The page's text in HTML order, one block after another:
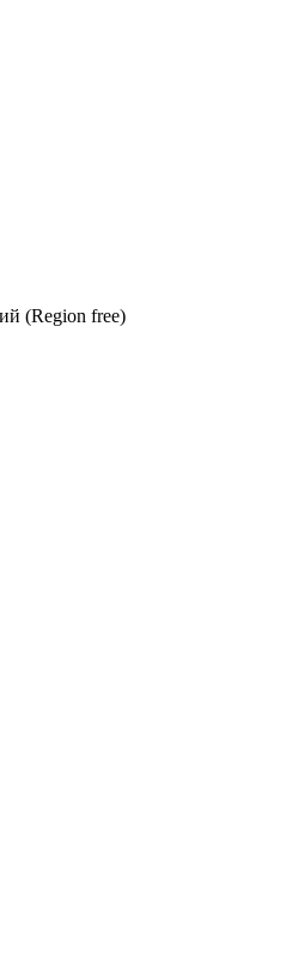
(Region free)